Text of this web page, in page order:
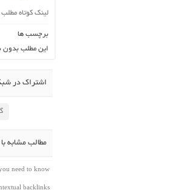
لینک کوتاه
برچسب ها
این مطلب
اشتراک در
مطالب مشابه
need to know
backlinks